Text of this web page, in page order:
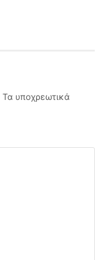
Τα υποχρεωτικά